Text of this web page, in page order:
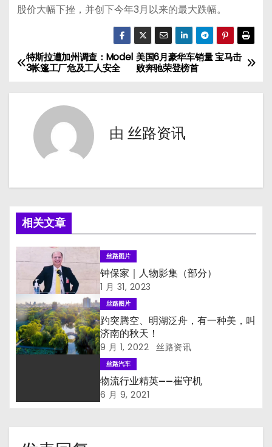
股价大幅下挫，并创下今年3月以来的最大跌幅。
文
章
航
美国6月豪华车销量 宝马击
败奔驰荣登榜首
特斯拉遭加州调查：Model
3帐篷工厂危及工人安全
由 丝路资讯
相关文章
丝路图片
钟保家｜人物影集（部分）
1 月 31, 2023
丝路图片
趵突腾空、明湖泛舟，有一种美，叫
济南的秋天！
9 月 1, 2022 丝路资讯
丝路汽车
物流行业精英——崔守机
6 月 9, 2021